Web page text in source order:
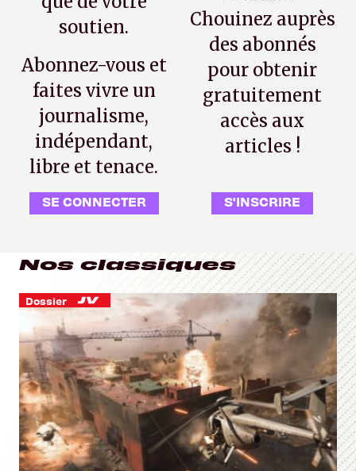
soutien.
Abonnez-vous et
faites vivre un
journalisme,
indépendant,
libre et tenace.
SE CONNECTER
Chouinez auprès
des abonnés
pour obtenir
gratuitement
accès aux
articles !
S'INSCRIRE
Nos classiques
Dossier